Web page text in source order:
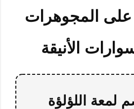
المجوهرات
الأنيقة
لمعة اللؤلؤة